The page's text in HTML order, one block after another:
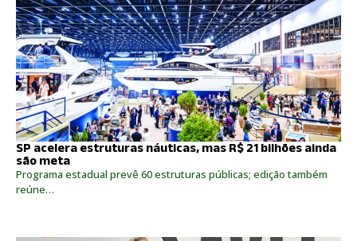
SP acelera estruturas náuticas, mas R$ 21 bilhões ainda
são meta
Programa estadual prevê 60 estruturas públicas; edição também
reúne…